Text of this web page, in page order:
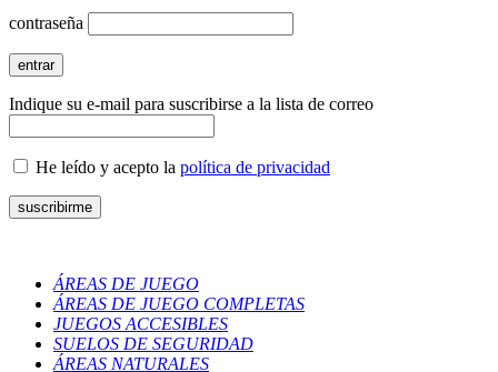
contraseña
Indique su e-mail para suscribirse a la lista de correo
He leído y acepto la política de privacidad
ÁREAS DE JUEGO
ÁREAS DE JUEGO COMPLETAS
JUEGOS ACCESIBLES
SUELOS DE SEGURIDAD
ÁREAS NATURALES